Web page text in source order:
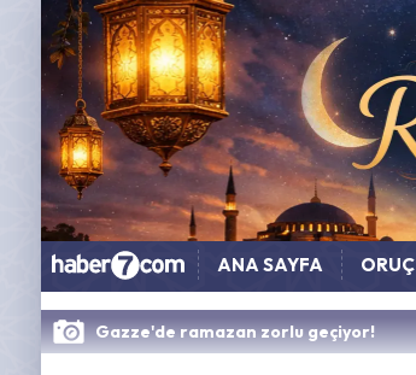
ANA SAYFA ORUÇ
Gazze'de ramazan zorlu geçiyor!